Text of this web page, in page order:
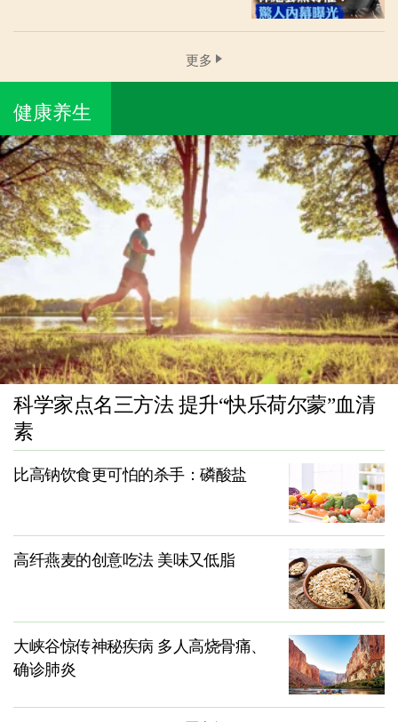
更多
健康养生
科学家点名三方法 提升“快乐荷尔蒙”血清
素
比高钠饮食更可怕的杀手：磷酸盐
高纤燕麦的创意吃法 美味又低脂
大峡谷惊传神秘疾病 多人高烧骨痛、
确诊肺炎